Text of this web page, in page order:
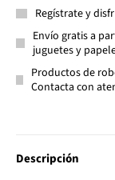
Regístrate y
Envío gratis a
juguetes y
Productos de
Contacta con
Descripción